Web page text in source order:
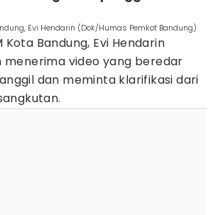
Evi Hendarin (Dok/Humas Pemkot Bandung)
Kota Bandung, Evi Hendarin
menerima video yang beredar
dan meminta klarifikasi dari